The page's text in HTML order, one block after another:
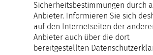
Sicherheitsbestimmungen durch
Anbieter. Informieren Sie sich
auf den Internetseiten der
Anbieter auch über die dort
bereitgestellten